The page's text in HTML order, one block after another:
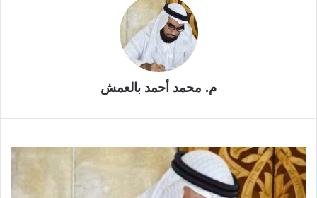
م. محمد أحمد بالعمش